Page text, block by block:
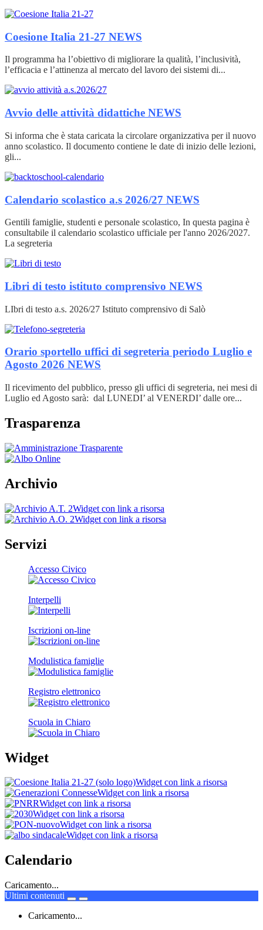
Coesione Italia 21-27 NEWS
Il programma ha l’obiettivo di migliorare la qualità, l’inclusività,
l’efficacia e l’attinenza al mercato del lavoro dei sistemi di...
Avvio delle attività didattiche NEWS
Si informa che è stata caricata la circolare organizzativa per il nuovo
anno scolastico. Il documento contiene le date di inizio delle lezioni,
gli...
Calendario scolastico a.s 2026/27 NEWS
Gentili famiglie, studenti e personale scolastico, In questa pagina è
consultabile il calendario scolastico ufficiale per l'anno 2026/2027.
La segreteria
Libri di testo istituto comprensivo NEWS
LIbri di testo a.s. 2026/27 Istituto comprensivo di Salò
Orario sportello uffici di segreteria periodo Luglio e
Agosto 2026 NEWS
Il ricevimento del pubblico, presso gli uffici di segreteria, nei mesi di
Luglio ed Agosto sarà: dal LUNEDI’ al VENERDI’ dalle ore...
Trasparenza
Archivio
Widget con link a risorsa
Widget con link a risorsa
Servizi
Accesso Civico
Interpelli
Iscrizioni on-line
Modulistica famiglie
Registro elettronico
Scuola in Chiaro
Widget
Widget con link a risorsa
Widget con link a risorsa
Widget con link a risorsa
Widget con link a risorsa
Widget con link a risorsa
Widget con link a risorsa
Calendario
Caricamento...
Ultimi contenuti
Caricamento...